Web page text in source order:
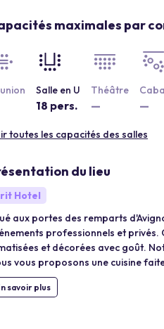
maximales par
Salle en U
18 pers.
Théâtre
— —
toutes les capacités des salles
du lieu
Hotel
aux portes des remparts
professionnels et privés.
et décorées avec goût.
vous proposons une cuisine
savoir plus